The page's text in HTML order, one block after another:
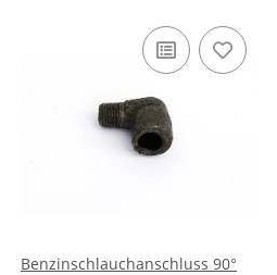
Benzinschlauchanschluss 90°